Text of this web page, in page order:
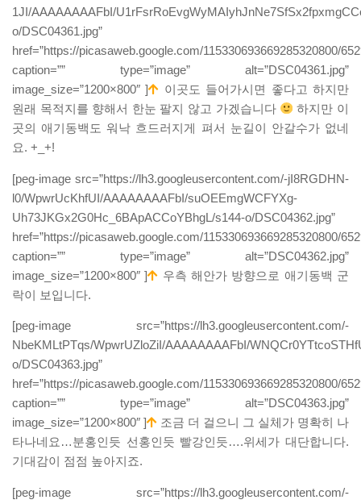
1JI/AAAAAAAAFbI/
o/DSC04361.jpg”
href=”https://picasaweb.google.com/115330693669285320800/
caption=”” type=”image” alt=”DSC04361.jpg”
image_size=”1200×800″ ]
이곳도 들어가시면 좋다고 하지만
원래 목적지를 향해서 한눈 팔지 않고 가겠습니다
하지만 이
곳의 애기동백도 워낙 흐드러지게 펴서 눈길이 안갈수가 없네
요. +_+!
[peg-image src=”https://lh3.googleusercontent.com/-jI8RGDHN-
l0/WpwrUcKhfUI/AAAAAAAAFbI/suOEEmgWCFYXg-
Uh73JKGx2G0Hc_6BApACCoYBhgL/s144-o/DSC04362.jpg”
href=”https://picasaweb.google.com/115330693669285320800/
caption=”” type=”image” alt=”DSC04362.jpg”
image_size=”1200×800″ ]
우측 해안가 방향으로 애기동백 군
락이 보입니다.
[peg-image src=”https://lh3.googleusercontent.com/-
NbeKMLtPTqs/WpwrUZloZiI/AAAAAAAAFbI/
o/DSC04363.jpg”
href=”https://picasaweb.google.com/115330693669285320800/
caption=”” type=”image” alt=”DSC04363.jpg”
image_size=”1200×800″ ]
조금 더 걸으니 그 실체가 명확히 나
타나네요…분홍인듯 선홍인듯 빨강인듯….위세가 대단합니다.
기대감이 점점 높아지죠.
[peg-image src=”https://lh3.googleusercontent.com/-